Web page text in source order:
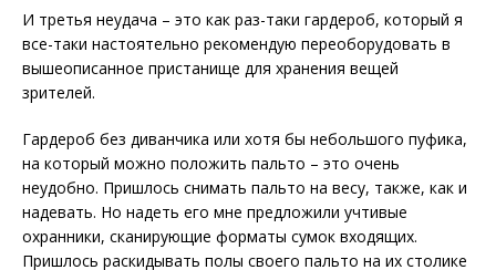
И третья неудача – это как раз-таки гардероб, который я
все-таки настоятельно рекомендую переоборудовать в
вышеописанное пристанище для хранения вещей
зрителей.
Гардероб без диванчика или хотя бы небольшого пуфика,
на который можно положить пальто – это очень
неудобно. Пришлось снимать пальто на весу, также, как и
надевать. Но надеть его мне предложили учтивые
охранники, сканирующие форматы сумок входящих.
Пришлось раскидывать полы своего пальто на их столике